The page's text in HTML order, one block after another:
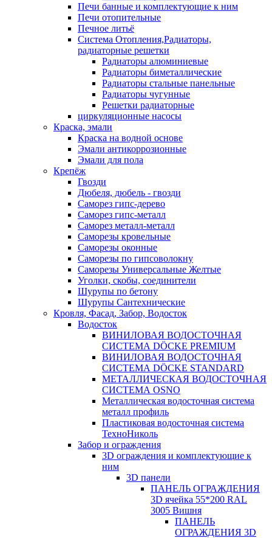
Печи банные и комплектующие к ним
Печи отопительные
Печное литьё
Система Отопления,Радиаторы,
радиаторные решетки
Радиаторы алюминиевые
Радиаторы биметаллические
Радиаторы стальные панельные
Радиаторы чугунные
Решетки радиаторные
циркуляционные насосы
Краска, эмали
Краска на водной основе
Эмали антикоррозионные
Эмали для пола
Крепёж
Гвозди
Дюбеля, дюбель - гвозди
Саморез гипс-дерево
Саморез гипс-металл
Саморез металл-металл
Саморезы кровельные
Саморезы оконные
Саморезы по гипсоволокну
Саморезы Универсальные Желтые
Уголки, скобы, соединители
Шурупы по бетону
Шурупы Сантехнические
Кровля, Фасад, Забор, Водосток
Водосток
ВИНИЛОВАЯ ВОДОСТОЧНАЯ
СИСТЕМА DÖCKE PREMIUM
ВИНИЛОВАЯ ВОДОСТОЧНАЯ
СИСТЕМА DÖCKE STANDARD
МЕТАЛЛИЧЕСКАЯ ВОДОСТОЧНАЯ
СИСТЕМА OSNO
Металлическая водосточная система
металл профиль
Пластиковая водосточная система
ТехноНиколь
Забор и ограждения
3D ограждения и комплектующие к
ним
3D панели
ПАНЕЛЬ ОГРАЖДЕНИЯ
3D ячейка 55*200 RAL
3005 Вишня
ПАНЕЛЬ
ОГРАЖДЕНИЯ 3D